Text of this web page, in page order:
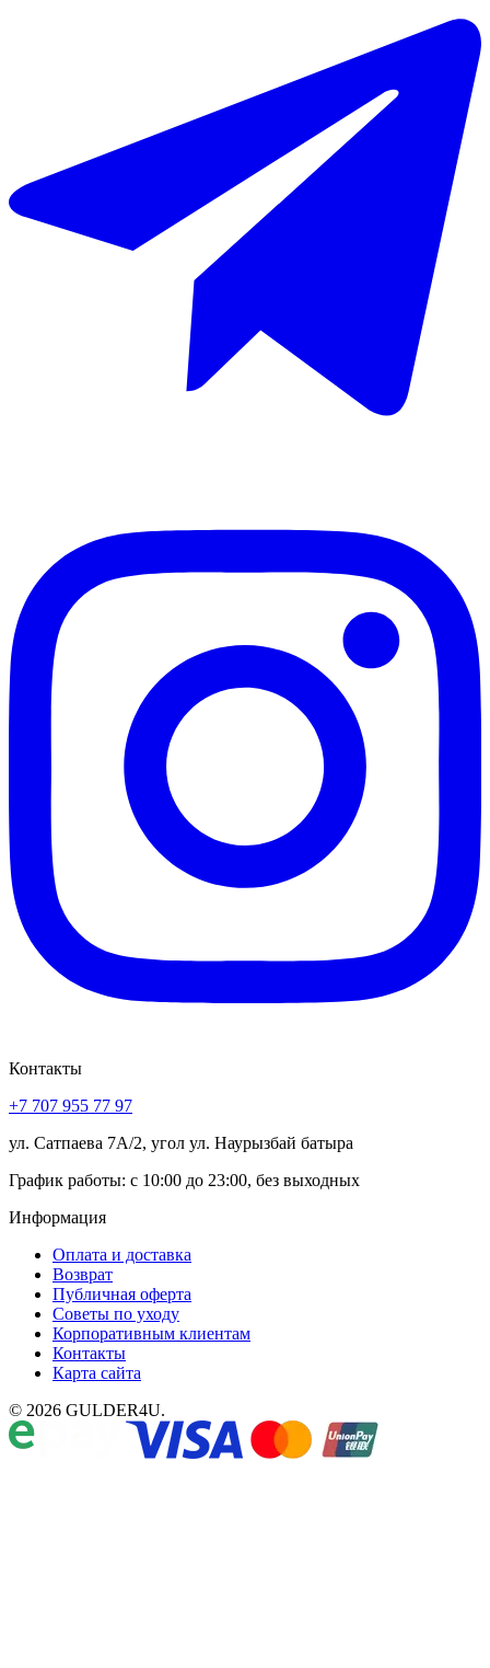
Контакты
+7 707 955 77 97
ул. Сатпаева 7А/2, угол ул. Наурызбай батыра
График работы: с 10:00 до 23:00, без выходных
Информация
Оплата и доставка
Возврат
Публичная оферта
Советы по уходу
Корпоративным клиентам
Контакты
Карта сайта
© 2026 GULDER4U.